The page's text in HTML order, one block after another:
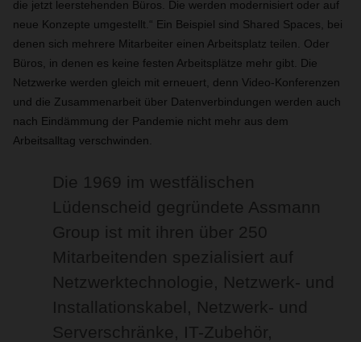
die jetzt leerstehenden Büros. Die werden modernisiert oder auf
neue Konzepte umgestellt.“ Ein Beispiel sind Shared Spaces, bei
denen sich mehrere Mitarbeiter einen Arbeitsplatz teilen. Oder
Büros, in denen es keine festen Arbeitsplätze mehr gibt. Die
Netzwerke werden gleich mit erneuert, denn Video-Konferenzen
und die Zusammenarbeit über Datenverbindungen werden auch
nach Eindämmung der Pandemie nicht mehr aus dem
Arbeitsalltag verschwinden.
Die 1969 im westfälischen
Lüdenscheid gegründete Assmann
Group ist mit ihren über 250
Mitarbeitenden spezialisiert auf
Netzwerktechnologie, Netzwerk- und
Installationskabel, Netzwerk- und
Serverschränke, IT-Zubehör,